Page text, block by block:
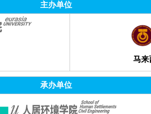
主办单位
马来
承办单位